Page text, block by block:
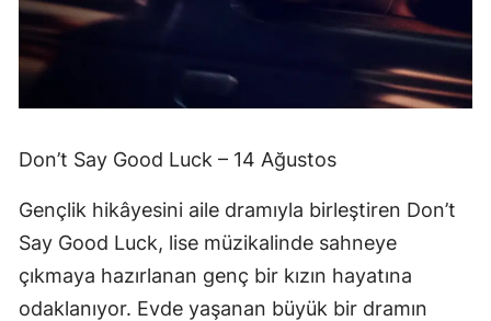
Don’t Say Good Luck – 14 Ağustos
Gençlik hikâyesini aile dramıyla birleştiren Don’t
Say Good Luck, lise müzikalinde sahneye
çıkmaya hazırlanan genç bir kızın hayatına
odaklanıyor. Evde yaşanan büyük bir dramın